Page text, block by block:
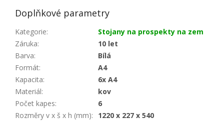
Doplňkové parametry
Kategorie:
Stojany na prospekty na zem
Záruka:
10 let
Barva:
Bílá
Formát:
A4
Kapacita:
6x A4
Materiál:
kov
Počet kapes:
6
Rozměry v x š x h (mm):
1220 x 227 x 540